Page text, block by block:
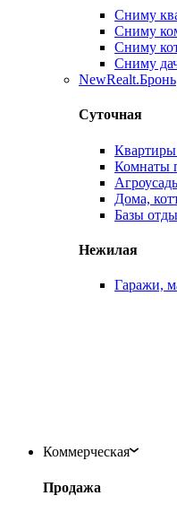
Сниму
Сниму
Сниму
Сниму
NewRealt.Бронь
Суточная
Комнаты
Дома,
Базы
Нежилая
Гаражи,
Коммерческая
Продажа